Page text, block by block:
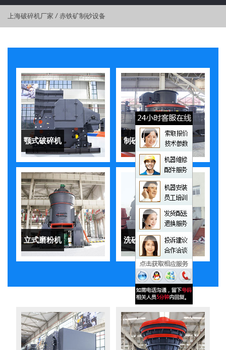
上海破碎机厂家 / 赤铁矿制砂设备
颚式破碎机 制砂机
立式磨粉机 洗砂机